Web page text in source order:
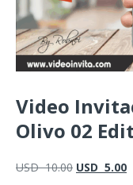
Video
Olivo 02
USD10.00 USD 5.00